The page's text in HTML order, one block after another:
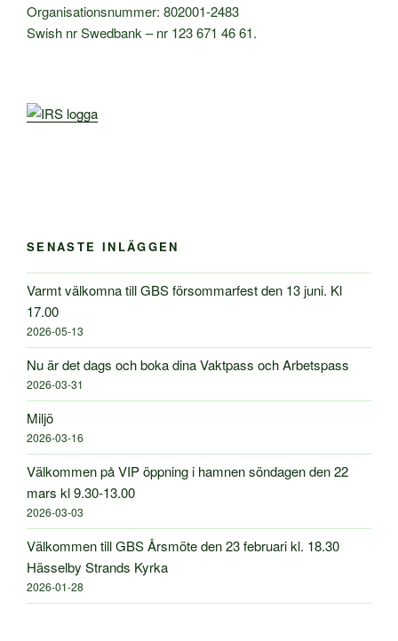
Organisationsnummer: 802001-2483
Swish nr Swedbank – nr 123 671 46 61.
SENASTE INLÄGGEN
Varmt välkomna till GBS försommarfest den 13 juni. Kl
17.00
2026-05-13
Nu är det dags och boka dina Vaktpass och Arbetspass
2026-03-31
Miljö
2026-03-16
Välkommen på VIP öppning i hamnen söndagen den 22
mars kl 9.30-13.00
2026-03-03
Välkommen till GBS Årsmöte den 23 februari kl. 18.30
Hässelby Strands Kyrka
2026-01-28